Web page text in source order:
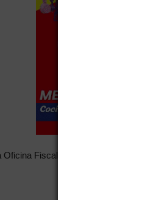
Fiscal 12 del Departamento.